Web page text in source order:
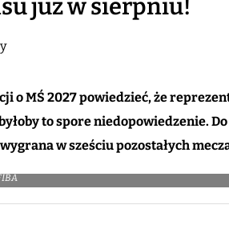
już w sierpniu!
o MŚ 2027 powiedzieć, że
to spore niedopowiedzenie. Do
w sześciu pozostałych